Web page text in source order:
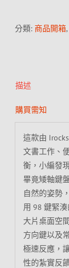
分類: 商品開箱,
描述
購買需知
這款由
文書工作、
衡，小編發
畢竟矮軸鍵
自然的姿勢
用 98 鍵緊
大片桌面空
方向鍵以及
極速反應，
性的紮實反